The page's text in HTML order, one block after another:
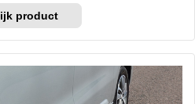
tot
€279,00
product
heeft
meerdere